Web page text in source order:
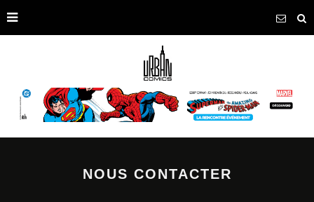
NOUS CONTACTER